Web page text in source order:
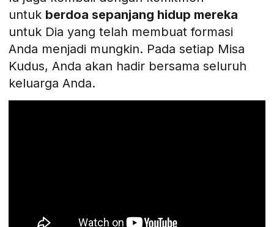
untuk berdoa sepanjang hidup mereka
untuk Dia yang telah membuat formasi
Anda menjadi mungkin. Pada setiap Misa
Kudus, Anda akan hadir bersama seluruh
keluarga Anda.